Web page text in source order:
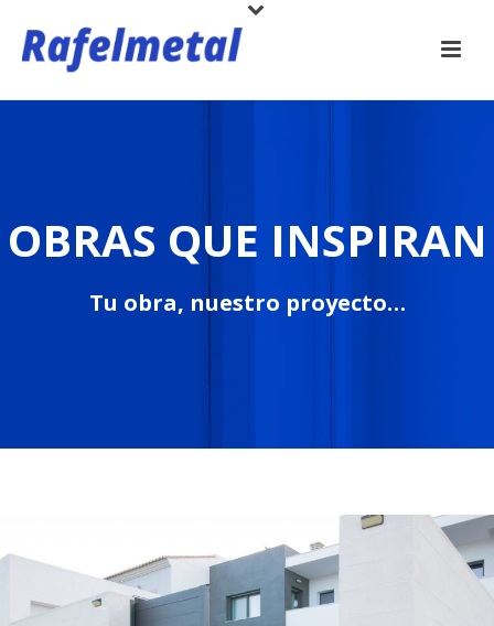
OBRAS QUE INSPIRAN
Tu obra, nuestro proyecto…